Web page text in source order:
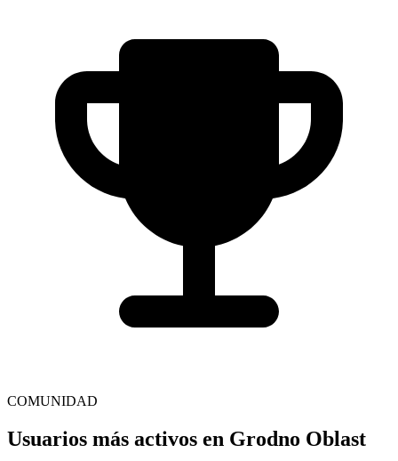
COMUNIDAD
Usuarios más activos en Grodno Oblast